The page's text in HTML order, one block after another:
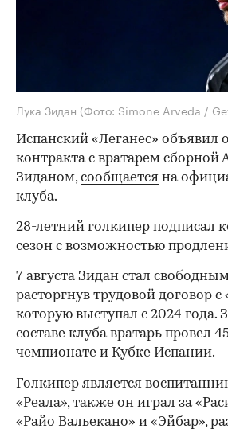
Лука Зидан (Фото: Simone Arveda /
Испанский «Леганес» объявил
контракта с вратарем
Зиданом,сообщается на
клуба.
28-летний голкипер подписал
сезон с возможностью
7 августа Зидан стал
расторгнув трудовой договор с
которую выступал с 2024 года.
составе клуба вратарь провел
чемпионате и Кубке Испании.
Голкипер является
«Реала», также он играл за
«Райо Вальекано» и «Эйбар»,